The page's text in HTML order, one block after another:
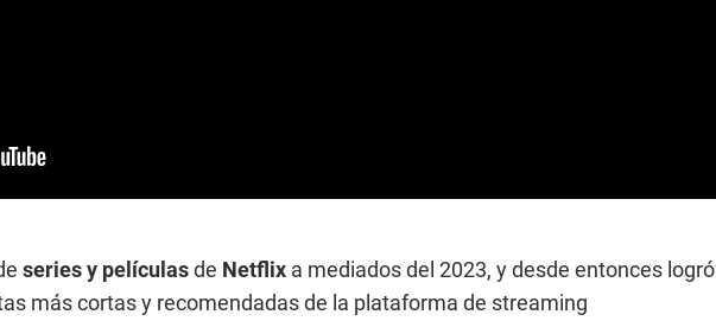
series y películasde Netflix a mediados del 2023, y desde entonces logró
más cortas y recomendadas de la plataforma de streaming